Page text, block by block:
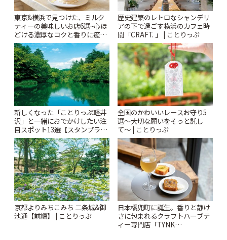
東京&横浜で見つけた、ミルク
ティーの美味しいお店6選~心ほ
どける濃厚なコクと香りに癒や
されるティータイム~ | ことりっ
ぷ
歴史建築のレトロなシャンデリ
アの下で過ごす横浜のカフェ時
間「CRAFT. 」 | ことりっぷ
新しくなった「ことりっぷ軽井
沢」と一緒におでかけしたい注
目スポット13選【スタンプラリ
ー開催中】 | ことりっぷ
全国のかわいいレースお守り5
選〜大切な願いをそっと託し
て〜 | ことりっぷ
京都よりみちこみち 二条城&御
池通【前編】 | ことりっぷ
日本橋兜町に誕生。香りと静け
さに包まれるクラフトハーブテ
ィー専門店「TYNK